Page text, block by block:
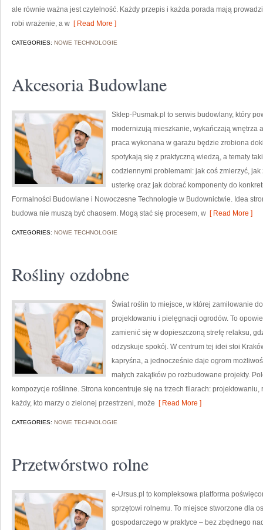
ale równie ważna jest czytelność. Każdy przepis i każda porada mają
robi wrażenie, a w [ Read More ]
CATEGORIES: NOWE TECHNOLOGIE
Akcesoria Budowlane
Sklep-Pusmak.pl to serwis budowlany, który
modernizują mieszkanie, wykańczają wnętrza
praca wykonana w garażu będzie zrobiona
spotykają się z praktyczną wiedzą, a tematy
codziennymi problemami: jak coś zmierzyć,
usterkę oraz jak dobrać komponenty do
Formalności Budowlane i Nowoczesne Technologie w Budownictwie. Idea
budowa nie muszą być chaosem. Mogą stać się procesem, w [ Read More ]
CATEGORIES: NOWE TECHNOLOGIE
Rośliny ozdobne
Świat roślin to miejsce, w której zamiłowanie
projektowaniu i pielęgnacji ogrodów. To
zamienić się w dopieszczoną strefę relaksu,
odzyskuje spokój. W centrum tej idei stoi
kapryśna, a jednocześnie daje ogrom
małych zakątków po rozbudowane projekty.
kompozycje roślinne. Strona koncentruje się na trzech filarach:
każdy, kto marzy o zielonej przestrzeni, może [ Read More ]
CATEGORIES: NOWE TECHNOLOGIE
Przetwórstwo rolne
e-Ursus.pl to kompleksowa platforma
sprzętowi rolnemu. To miejsce stworzone dla
gospodarczego w praktyce – bez zbędnego